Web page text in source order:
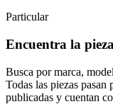
Particular
Encuentra la
Busca por marca,
Todas las piezas
publicadas y cuentan